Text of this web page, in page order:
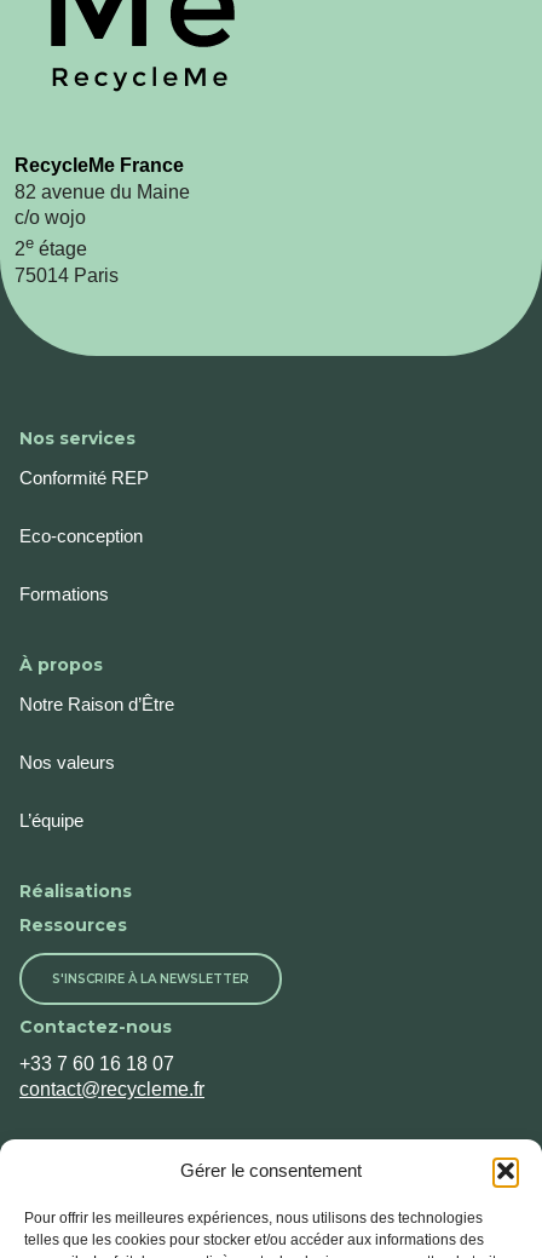
Gérer le consentement
Pour offrir les meilleures expériences, nous utilisons des technologies
telles que les cookies pour stocker et/ou accéder aux informations des
RecycleMe France
82 avenue du Maine
c/o wojo
2e étage
75014 Paris
Nos services
Conformité REP
Eco-conception
Formations
À propos
Notre Raison d’Être
Nos valeurs
L’équipe
Réalisations
Ressources
S'INSCRIRE À LA NEWSLETTER
Contactez-nous
+33 7 60 16 18 07
contact@recycleme.fr